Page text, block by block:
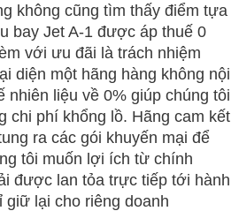
không cũng tìm thấy điểm tựa
bay Jet A-1 được áp thuế 0
với ưu đãi là trách nhiệm
diện một hãng hàng không nội
nhiên liệu về 0% giúp chúng tôi
chi phí khổng lồ. Hãng cam kết
ra các gói khuyến mại để
tôi muốn lợi ích từ chính
được lan tỏa trực tiếp tới hành
giữ lại cho riêng doanh